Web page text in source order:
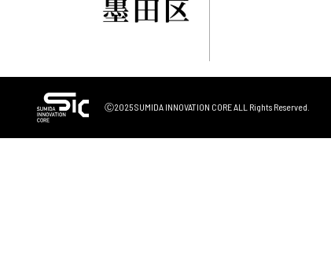
Ⓒ2025 SUMIDA INNOVATION COREALL Rights Reserved.